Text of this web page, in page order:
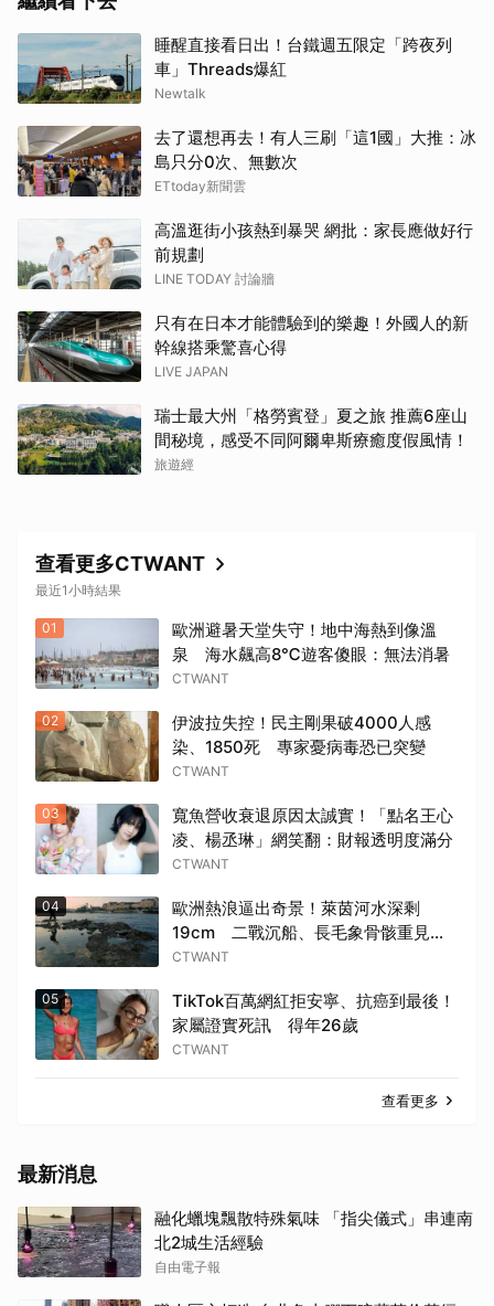
睡醒直接看日出！台鐵週五限定「跨夜列
車」Threads爆紅
Newtalk
去了還想再去！有人三刷「這1國」大推：冰
島只分0次、無數次
ETtoday新聞雲
高溫逛街小孩熱到暴哭 網批：家長應做好行
前規劃
LINE TODAY 討論牆
只有在日本才能體驗到的樂趣！外國人的新
幹線搭乘驚喜心得
LIVE JAPAN
瑞士最大州「格勞賓登」夏之旅 推薦6座山
間秘境，感受不同阿爾卑斯療癒度假風情！
旅遊經
查看更多CTWANT
最近1小時結果
01
歐洲避暑天堂失守！地中海熱到像溫
泉 海水飆高8℃遊客傻眼：無法消暑
CTWANT
02
伊波拉失控！民主剛果破4000人感
染、1850死 專家憂病毒恐已突變
CTWANT
03
寬魚營收衰退原因太誠實！「點名王心
凌、楊丞琳」網笑翻：財報透明度滿分
CTWANT
04
歐洲熱浪逼出奇景！萊茵河水深剩
19cm 二戰沉船、長毛象骨骸重見天
日
CTWANT
05
TikTok百萬網紅拒安寧、抗癌到最後！
家屬證實死訊 得年26歲
CTWANT
查看更多
最新消息
融化蠟塊飄散特殊氣味 「指尖儀式」串連南
北2城生活經驗
自由電子報